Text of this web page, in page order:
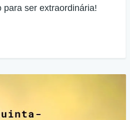
para ser extraordinária!